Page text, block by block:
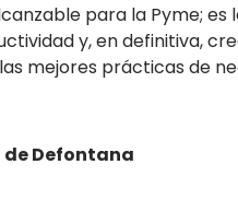
para la Pyme; es
y, en definitiva,
mejores prácticas de
de Defontana